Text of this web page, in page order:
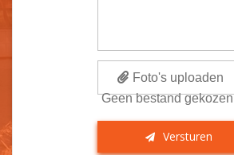
Foto's uploaden
Geen bestand gekozen
Versturen